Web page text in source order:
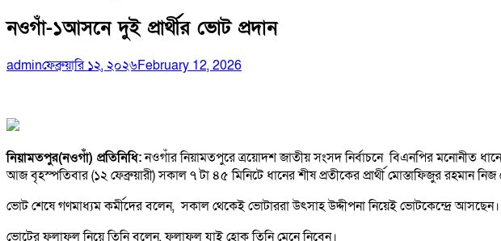
নওগাঁ-১আসনে দুই প্রার্থীর ভোট প্রদান
adminফেব্রুয়ারি ১২, ২০২৬February 12, 2026
নিয়ামতপুর(নওগাঁ) প্রতিনিধি:নওগাঁর নিয়ামতপুরে ত্রয়োদশ জাতীয় সংসদ নির্বাচনে বিএনপির মনোনীত
আজ বৃহস্পতিবার (১২ ফেব্রুয়ারী) সকাল ৭ টা ৪৫ মিনিটে ধানের শীষ প্রতীকের প্রার্থী মোস্তাফিজুর রহমান
ভোট শেষে গণমাধ্যম কর্মীদের বলেন, সকাল থেকেই ভোটাররা উৎসাহ উদ্দীপনা নিয়েই ভোটকেন্দ্রে আসছেন।
ভোটের ফলাফল নিয়ে তিনি বলেন, ফলাফল যাই হোক তিনি মেনে নিবেন।